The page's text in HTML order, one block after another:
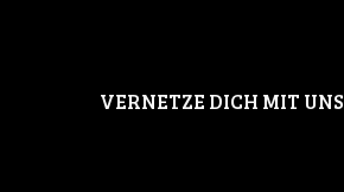
VERNETZE DICH MIT UNS